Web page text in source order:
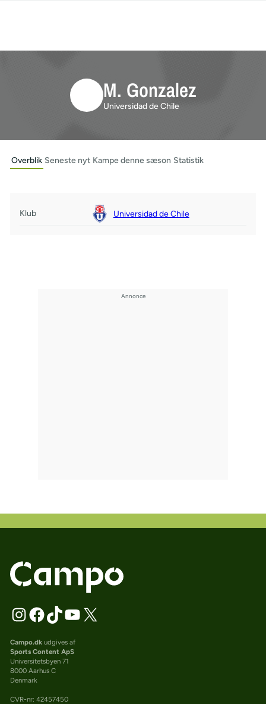
M. Gonzalez
Universidad de Chile
Overblik Seneste nyt Kampe denne sæson Statistik
Klub Universidad de Chile
Campo.dkudgives af
Sports Content ApS
Universitetsbyen 71
8000 Aarhus C
Denmark
CVR-nr: 42457450